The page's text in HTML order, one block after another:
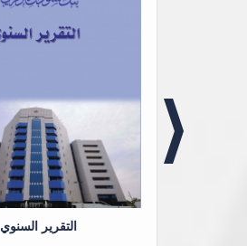
التقرير السنوي